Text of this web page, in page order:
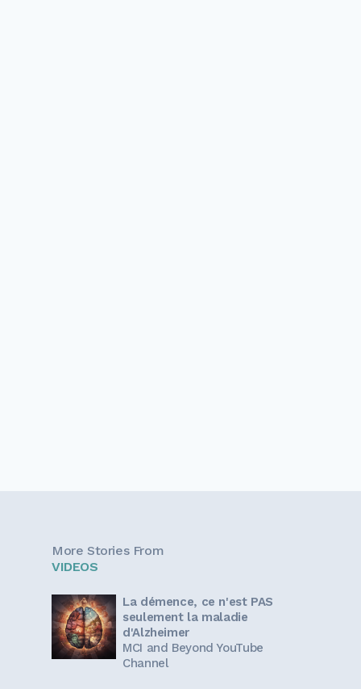
More Stories From
VIDEOS
La démence, ce n'est PAS
seulement la maladie
d'Alzheimer
MCI and Beyond YouTube
Channel